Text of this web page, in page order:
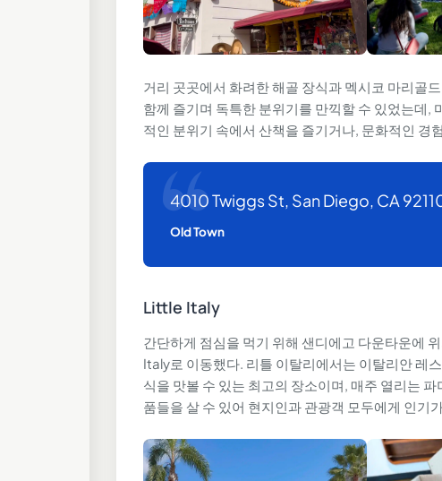
거리 곳곳에서 화려한 해골 장식과 멕시코 마리골
함께 즐기며 독특한 분위기를 만끽할 수 있었는데,
적인 분위기 속에서 산책을 즐기거나, 문화적인 경
4010 Twiggs St, San Diego, CA
Old Town
Little Italy
간단하게 점심을 먹기 위해 샌디에고 다운타운에
Italy로 이동했다. 리틀 이탈리에서는 이탈리안 레
식을 맛볼 수 있는 최고의 장소이며, 매주 열리는
품들을 살 수 있어 현지인과 관광객 모두에게 인기